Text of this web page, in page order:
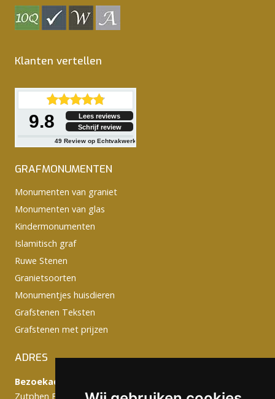
Klanten vertellen
9.8
Lees reviews
Schrijf review
49 Review op Echtvakwerk
GRAFMONUMENTEN
Monumenten van graniet
Monumenten van glas
Kindermonumenten
Islamitisch graf
Ruwe Stenen
Granietsoorten
Monumentjes huisdieren
Grafstenen Teksten
Grafstenen met prijzen
ADRES
Bezoekadres:
Zutphen Emmerikseweg 103C